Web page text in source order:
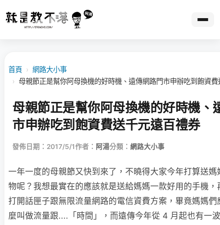
首頁 › 網路大小事
› 母親節正是幫你阿母換機的好時機、遠傳網路門市申辦吃到飽資
母親節正是幫你阿母換機的好時機、
市申辦吃到飽資費送千元遠百禮券
發佈日期：2017/5/1作者： 阿湯分類： 網路大小事
一年一度的母親節又快到來了，不曉得大家今年打算送媽
物呢？我想最實在的應該就是送給媽媽一款好用的手機，
打開話匣子跟無限流量網路的電信資費方案，畢竟媽媽們
麼叫做流量跟....「時間」，而遠傳今年從 4 月起也有一